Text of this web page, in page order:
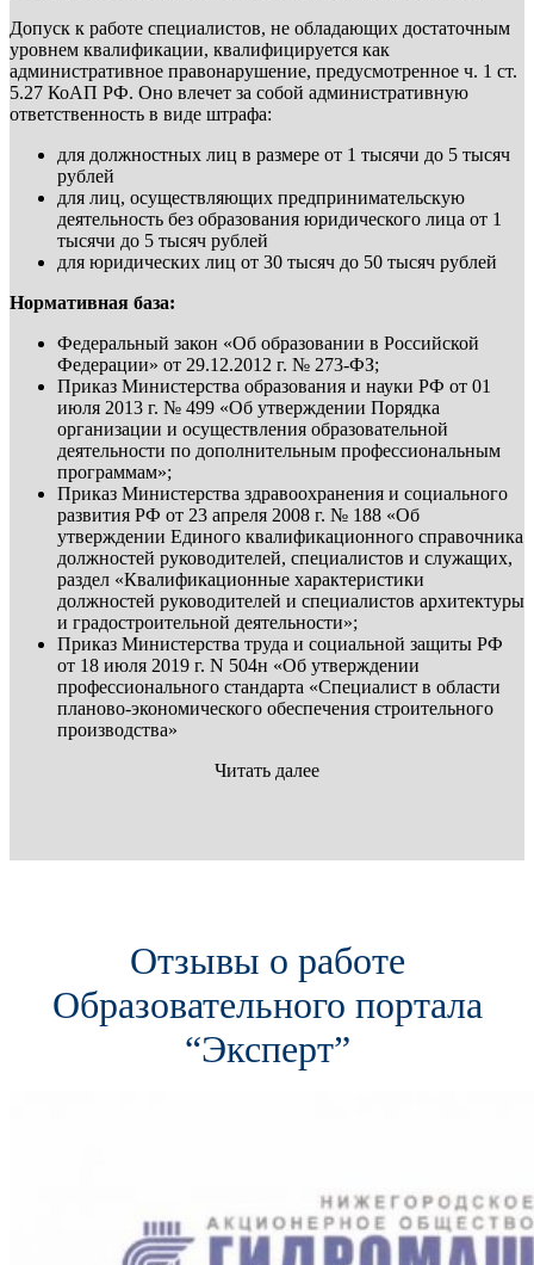
Допуск к работе специалистов, не обладающих достаточным
уровнем квалификации, квалифицируется как
административное правонарушение, предусмотренное ч. 1 ст.
5.27 КоАП РФ. Оно влечет за собой административную
ответственность в виде штрафа:
для должностных лиц в размере от 1 тысячи до 5 тысяч
рублей
для лиц, осуществляющих предпринимательскую
деятельность без образования юридического лица от 1
тысячи до 5 тысяч рублей
для юридических лиц от 30 тысяч до 50 тысяч рублей
Нормативная база:
Федеральный закон «Об образовании в Российской
Федерации» от 29.12.2012 г. № 273-ФЗ;
Приказ Министерства образования и науки РФ от 01
июля 2013 г. № 499 «Об утверждении Порядка
организации и осуществления образовательной
деятельности по дополнительным профессиональным
программам»;
Приказ Министерства здравоохранения и социального
развития РФ от 23 апреля 2008 г. № 188 «Об
утверждении Единого квалификационного справочника
должностей руководителей, специалистов и служащих,
раздел «Квалификационные характеристики
должностей руководителей и специалистов архитектуры
и градостроительной деятельности»;
Приказ Министерства труда и социальной защиты РФ
от 18 июля 2019 г. N 504н «Об утверждении
профессионального стандарта «Специалист в области
планово-экономического обеспечения строительного
производства»
Читать далее
Отзывы о работе
Образовательного портала
“Эксперт”